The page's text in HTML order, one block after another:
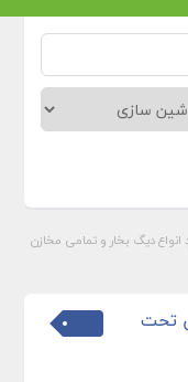
انواع دیگ بخار و تمامی مخازن
تحت